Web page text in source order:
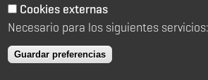
C/ Almagro 2 1º Izqda 28010 Madrid
91 391 10 66
coit@coit.es
Cookies externas
Necesario para los siguientes
Guardar preferencias